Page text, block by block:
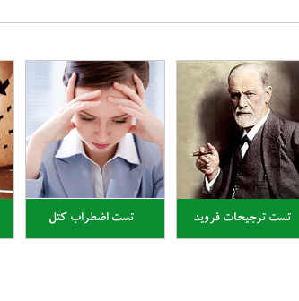
تست ترجیحات فروید تست اضطراب کتل